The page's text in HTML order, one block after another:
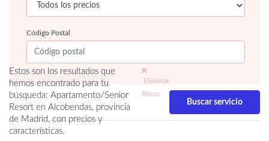
Código Postal
Estos son los resultados que
hemos encontrado para tu
búsqueda: Apartamento/Senior
Resort en Alcobendas, provincia
de Madrid, con precios y
características.
Eliminar
filtros